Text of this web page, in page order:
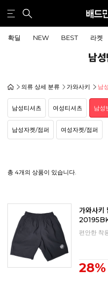
확딜 NEW BEST 라켓
남성
의류 상세 분류 가와사키 남
남성티셔츠 여성티셔츠 남성
남성자켓/점퍼 여성자켓/점퍼
총 4개의 상품이 있습니다.
가와사키
편안한 착
28%